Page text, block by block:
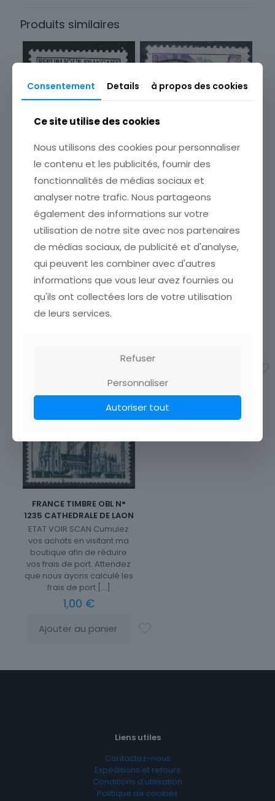
Type
Timbres
Sous-type
Pays
Unité
Année d'émission
1941 à 1960
Marque postale
Oblitéré
Produits similaires
FRANCE TIMBRE NEUF N°
BOSSUET
ETAT VOIR SCAN Cumulez
vos achats en visitant ma
boutique afin de réduire
vos frais de port. Attendez
que nous ayons calculé les
FRANCE TIMBRE OBL N°
1237 GORGES DE KERRATA
ETAT VOIR SCAN Cumulez
vos achats en visitant ma
boutique afin de réduire
FRANCE TIMBRE OBL N°
1235 CATHEDRALE DE LAON
ETAT VOIR SCAN Cumulez
vos achats en visitant ma
boutique afin de réduire
vos frais de port. Attendez
que nous ayons calculé les
frais de port[…]
1,00 €
Ajouter au panier
Liens utiles
Contactez-nous
Expéditions et retours
Conditions d’utilisation
Politique de cookies
Consentement Details à propos des cookies
Ce site utilise des cookies
Nous utilisons des cookies pour personnaliser
le contenu et les publicités, fournir des
fonctionnalités de médias sociaux et
analyser notre trafic. Nous partageons
également des informations sur votre
utilisation de notre site avec nos partenaires
de médias sociaux, de publicité et d'analyse,
qui peuvent les combiner avec d'autres
informations que vous leur avez fournies ou
qu'ils ont collectées lors de votre utilisation
de leurs services.
Refuser
Personnaliser
Autoriser tout